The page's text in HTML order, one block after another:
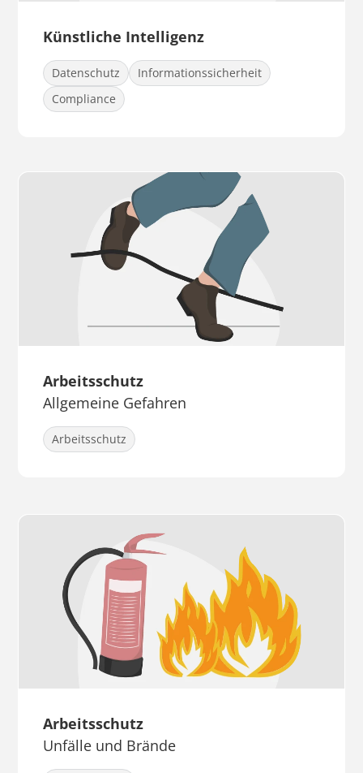
Künstliche Intelligenz
Datenschutz
Informationssicherheit
Compliance
Arbeitsschutz
Allgemeine Gefahren
Arbeitsschutz
Arbeitsschutz
Unfälle und Brände